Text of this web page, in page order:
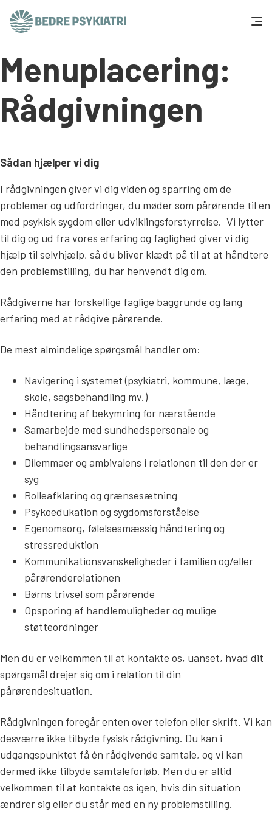
Få hjælp
Tal og fakta
Vær med
Presse og politik
Støt os
Menuplacering:
Rådgivningen
Sådan hjælper vi dig
I rådgivningen giver vi dig viden og sparring om de
problemer og udfordringer, du møder som pårørende til en
med psykisk sygdom eller udviklingsforstyrrelse. Vi lytter
til dig og ud fra vores erfaring og faglighed giver vi dig
hjælp til selvhjælp, så du bliver klædt på til at at håndtere
den problemstilling, du har henvendt dig om.
Rådgiverne har forskellige faglige baggrunde og lang
erfaring med at rådgive pårørende.
De mest almindelige spørgsmål handler om:
Navigering i systemet (psykiatri, kommune, læge,
skole, sagsbehandling mv.)
Håndtering af bekymring for nærstående
Samarbejde med sundhedspersonale og
behandlingsansvarlige
Dilemmaer og ambivalens i relationen til den der er
syg
Rolleafklaring og grænsesætning
Psykoedukation og sygdomsforståelse
Egenomsorg, følelsesmæssig håndtering og
stressreduktion
Kommunikationsvanskeligheder i familien og/eller
pårørenderelationen
Børns trivsel som pårørende
Opsporing af handlemuligheder og mulige
støtteordninger
Men du er velkommen til at kontakte os, uanset, hvad dit
spørgsmål drejer sig om i relation til din
pårørendesituation.
Rådgivningen foregår enten over telefon eller skrift. Vi kan
desværre ikke tilbyde fysisk rådgivning. Du kan i
udgangspunktet få én rådgivende samtale, og vi kan
dermed ikke tilbyde samtaleforløb. Men du er altid
velkommen til at kontakte os igen, hvis din situation
ændrer sig eller du står med en ny problemstilling.